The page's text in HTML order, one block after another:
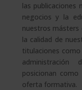
las publicaciones
negocios y la
nuestros másters
la calidad de
titulaciones
posicionan
oferta formativa.